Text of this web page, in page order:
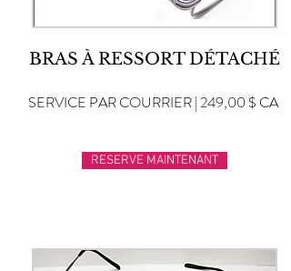
BRAS À RESSORT DÉTACHÉ
SERVICE PAR COURRIER | 249,00 $ CA
RESERVE MAINTENANT